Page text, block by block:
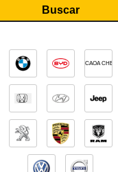
CAOA CHERY